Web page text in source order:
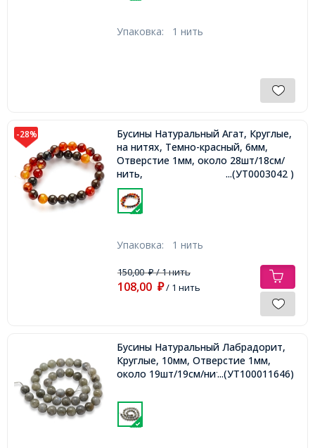
Упаковка: 1 нить
-28%
Бусины Натуральный Агат, Круглые,
на нитях, Темно-красный, 6мм,
Отверстие 1мм, около 28шт/18см/
нить,
...(УТ0003042 )
Упаковка: 1 нить
150,00₽/ 1 нить
108,00 ₽/ 1 нить
Бусины Натуральный Лабрадорит,
Круглые, 10мм, Отверстие 1мм,
около 19шт/19см/нить,...(УТ100011646)